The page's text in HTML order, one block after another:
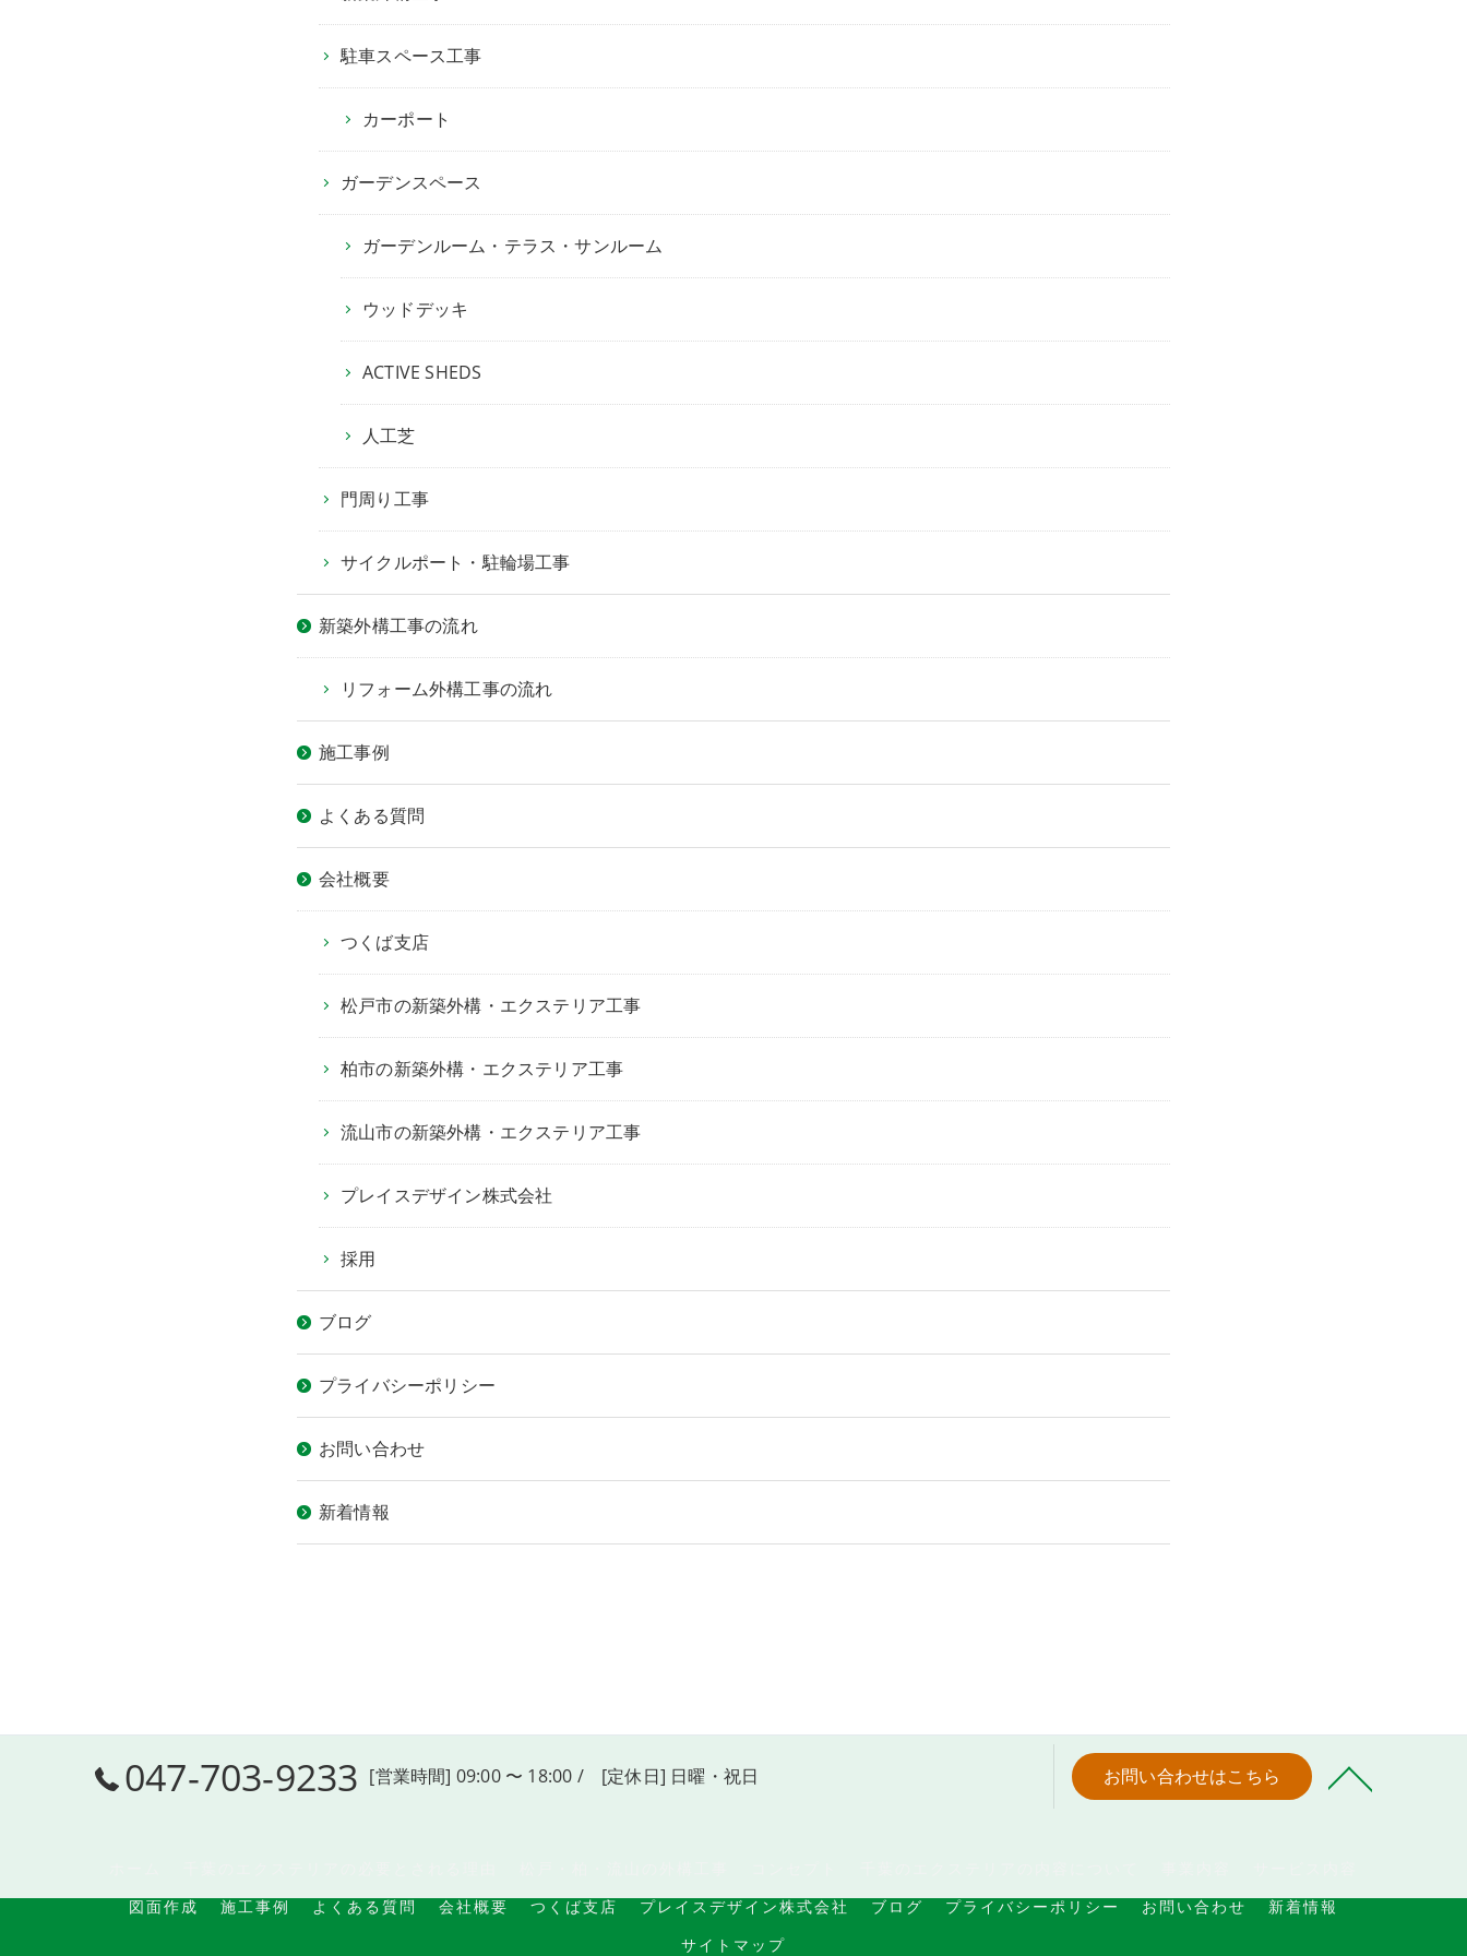
駐車スペース工事
カーポート
ガーデンスペース
ガーデンルーム・テラス・サンルーム
ウッドデッキ
ACTIVE SHEDS
人工芝
門周り工事
サイクルポート・駐輪場工事
新築外構工事の流れ
リフォーム外構工事の流れ
施工事例
よくある質問
会社概要
つくば支店
松戸市の新築外構・エクステリア工事
柏市の新築外構・エクステリア工事
流山市の新築外構・エクステリア工事
プレイスデザイン株式会社
採用
ブログ
プライバシーポリシー
お問い合わせ
新着情報
047-703-9233 [営業時間] 09:00 〜 18:00 / [定休日] 日曜・祝日 お問い合わせはこちら
図面作成
施工事例 よくある質問 会社概要 つくば支店 プレイスデザイン株式会社 ブログ プライバシーポリシー お問い合わせ
新着情報
サイトマップ